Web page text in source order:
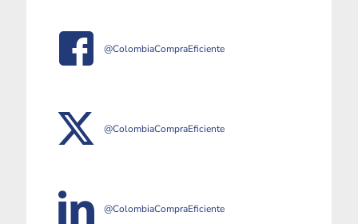
@ColombiaCompraEficiente
@ColombiaCompraEficiente
@ColombiaCompraEficiente